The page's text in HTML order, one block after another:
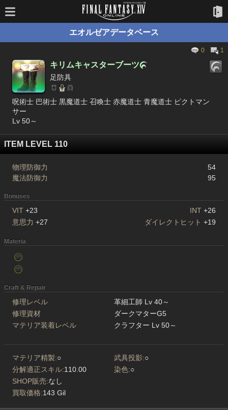
エオルゼアデータベース
0 1
キリムキャスターブーツ
足防具
呪術士 巴術士 黒魔道士 召喚士 赤魔道士 青魔道士 ピクトマン
サー
Lv 50～
ITEM LEVEL 110
物理防御力
54
魔法防御力
95
Bonuses
VIT +23 INT +26
意思力 +27 ダイレクトヒット +19
Materia
Craft & Repair
修理レベル
革細工師 Lv 40～
修理資材
ダークマターG5
マテリア装着レベル
クラフター Lv 50～
マテリア精製:○ 武具投影:○
分解適正スキル:110.00 染色:○
SHOP販売:なし
買取価格:143 Gil